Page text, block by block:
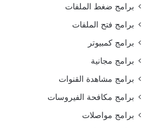
برامج ضغط الملفات
برامج فتح الملفات
برامج كمبيوتر
برامج مجانية
برامج مشاهدة القنوات
برامج مكافحة الفيروسات
برامج مواصلات